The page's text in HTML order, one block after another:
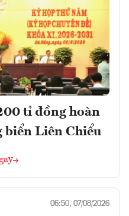
tỉ đồng hoàn
biển Liên Chiểu
06:50, 07/08/2026